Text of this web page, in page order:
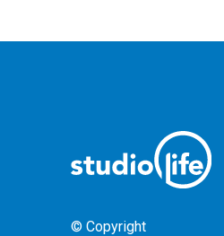
© Copyright